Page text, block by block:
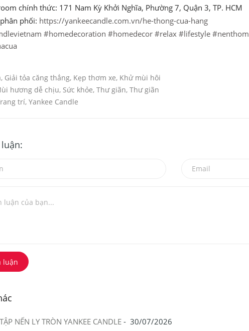
chính thức: 171 Nam Kỳ Khởi Nghĩa, Phường 7, Quận 3, TP. HCM
phối: https://yankeecandle.com.vn/he-thong-cua-hang
#homedecoration #homedecor #relax #lifestyle #nenthom
, Giải tỏa căng thẳng, Kẹp thơm xe, Khử mùi hôi
hương dễ chịu, Sức khỏe, Thư giãn, Thư giãn
trí, Yankee Candle
luận
NẾN LY TRÒN YANKEE CANDLE- 30/07/2026